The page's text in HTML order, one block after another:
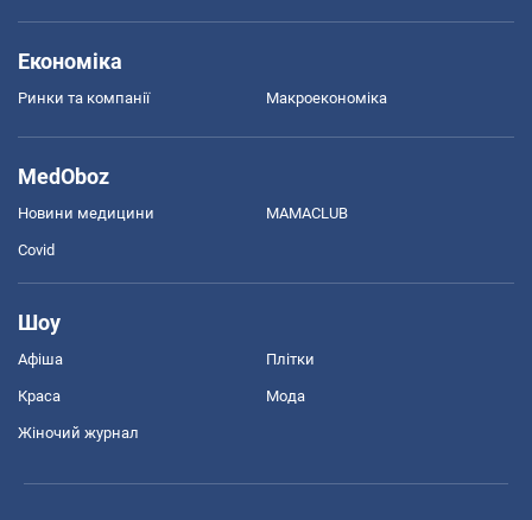
Економіка
Ринки та компанії Макроекономіка
MedOboz
Новини медицини MAMACLUB
Covid
Шоу
Афіша Плітки
Краса Мода
Жіночий журнал